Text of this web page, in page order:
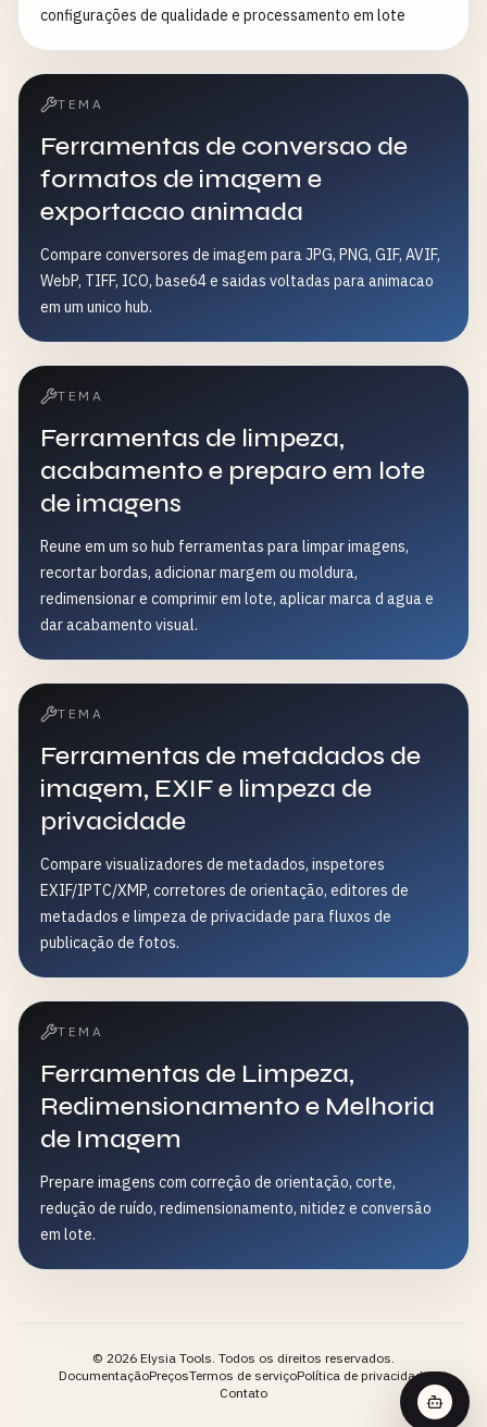
configurações de qualidade e processamento em lote
TEMA
Ferramentas de conversao de
formatos de imagem e
exportacao animada
Compare conversores de imagem para JPG, PNG, GIF, AVIF,
WebP, TIFF, ICO, base64 e saidas voltadas para animacao
em um unico hub.
TEMA
Ferramentas de limpeza,
acabamento e preparo em lote
de imagens
Reune em um so hub ferramentas para limpar imagens,
recortar bordas, adicionar margem ou moldura,
redimensionar e comprimir em lote, aplicar marca d agua e
dar acabamento visual.
TEMA
Ferramentas de metadados de
imagem, EXIF e limpeza de
privacidade
Compare visualizadores de metadados, inspetores
EXIF/IPTC/XMP, corretores de orientação, editores de
metadados e limpeza de privacidade para fluxos de
publicação de fotos.
TEMA
Ferramentas de Limpeza,
Redimensionamento e Melhoria
de Imagem
Prepare imagens com correção de orientação, corte,
redução de ruído, redimensionamento, nitidez e conversão
em lote.
© 2026 Elysia Tools. Todos os direitos reservados.
DocumentaçãoPreçosTermos de serviçoPolítica de privacidade
Contato